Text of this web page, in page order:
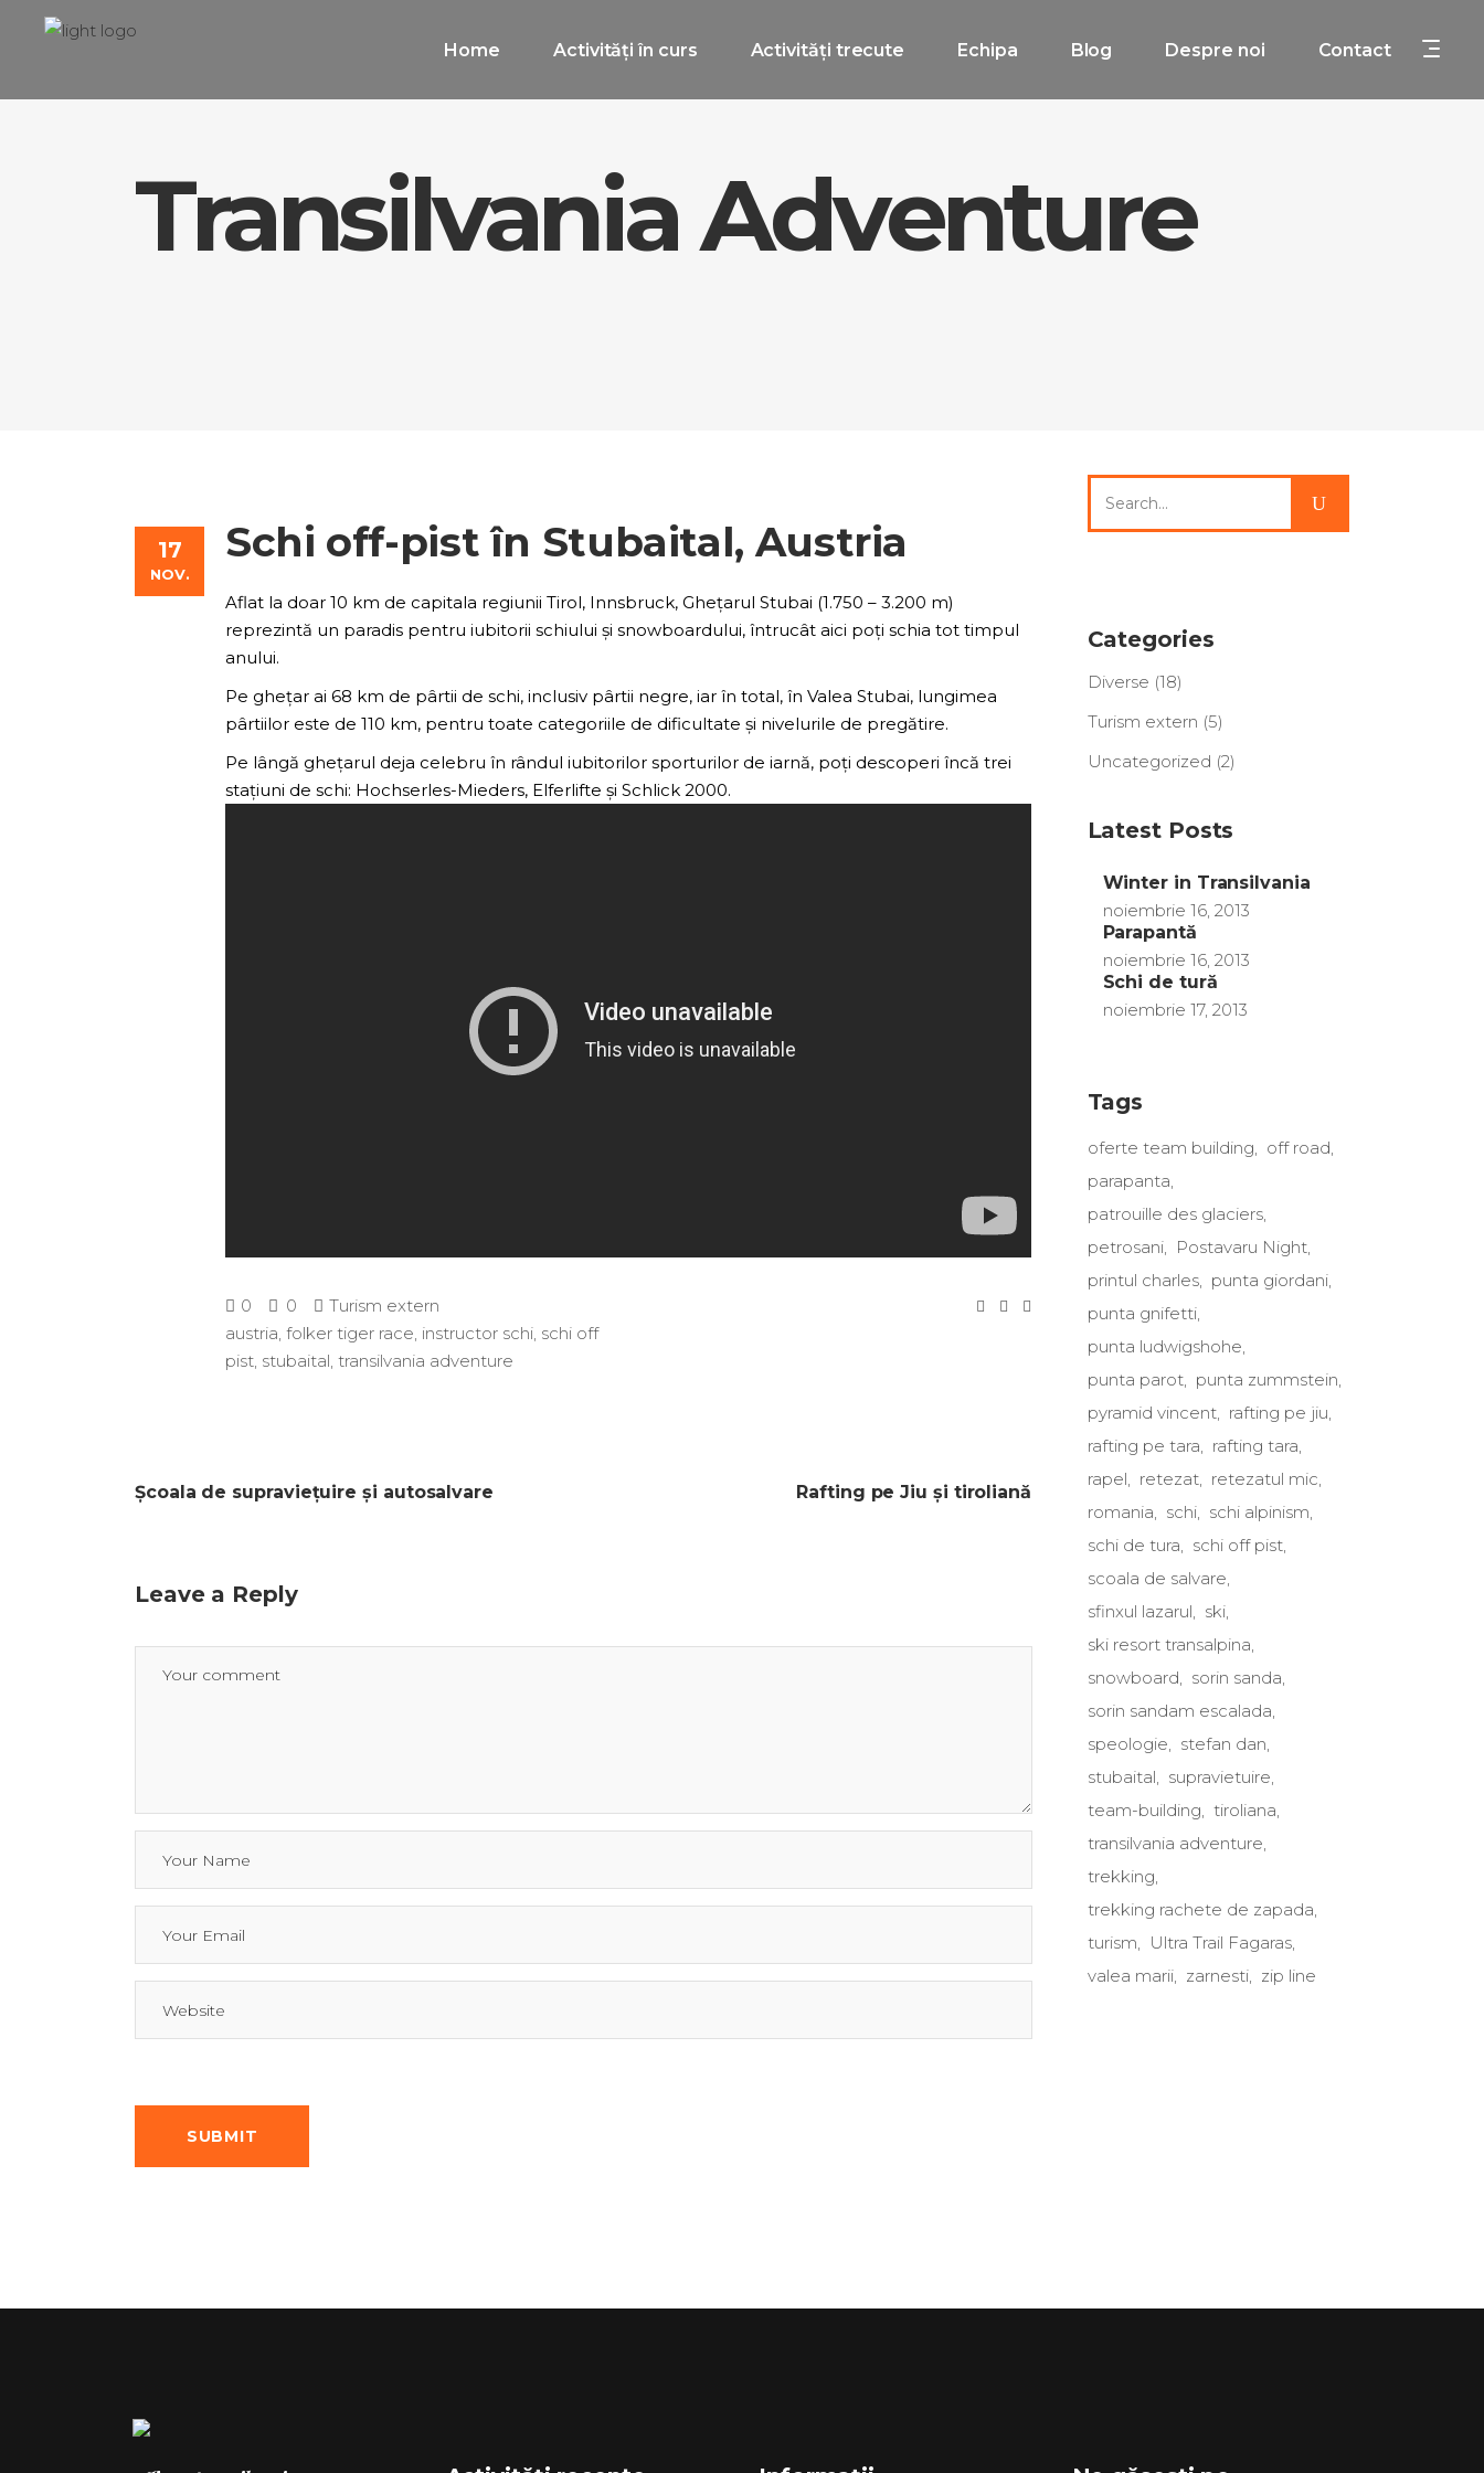
Home Activități în curs Activități trecute Echipa Blog Despre noi Contact
Transilvania Adventure
17
NOV.
Schi off-pist în Stubaital, Austria
Aflat la doar 10 km de capitala regiunii Tirol, Innsbruck, Ghețarul Stubai (1.750 – 3.200 m)
reprezintă un paradis pentru iubitorii schiului și snowboardului, întrucât aici poți schia tot timpul
anului.
Pe ghețar ai 68 km de pârtii de schi, inclusiv pârtii negre, iar în total, în Valea Stubai, lungimea
pârtiilor este de 110 km, pentru toate categoriile de dificultate și nivelurile de pregătire.
Pe lângă ghețarul deja celebru în rândul iubitorilor sporturilor de iarnă, poți descoperi încă trei
stațiuni de schi: Hochserles-Mieders, Elferlifte și Schlick 2000.
0 0
Turism extern
austria folker tiger race instructor schi schi off
pist stubaital transilvania adventure
Școala de supraviețuire și autosalvare Rafting pe Jiu și tiroliană
Leave a Reply
for:
Categories
Diverse (18)
Turism extern (5)
Uncategorized (2)
Latest Posts
Winter in Transilvania
noiembrie 16, 2013
Parapantă
noiembrie 16, 2013
Schi de tură
noiembrie 17, 2013
Tags
oferte team building
off road
parapanta
patrouille des glaciers
petrosani
Postavaru Night
printul charles
punta giordani
punta gnifetti
punta ludwigshohe
punta parot
punta zummstein
pyramid vincent
rafting pe jiu
rafting pe tara
rafting tara
rapel
retezat
retezatul mic
romania
schi
schi alpinism
schi de tura
schi off pist
scoala de salvare
sfinxul lazarul
ski
ski resort transalpina
snowboard
sorin sanda
sorin sandam escalada
speologie
stefan dan
stubaital
supravietuire
team-building
tiroliana
transilvania adventure
trekking
trekking rachete de zapada
turism
Ultra Trail Fagaras
valea marii
zarnesti zip line